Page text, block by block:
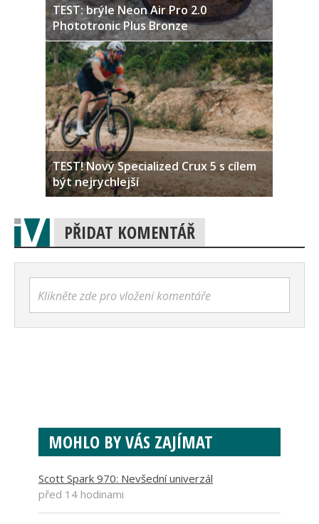
TEST: brýle Neon Air Pro 2.0
Phototronic Plus Bronze
TEST! Nový Specialized Crux 5 s cílem
být nejrychlejší
PŘIDAT KOMENTÁŘ
Klikněte zde pro vložení komentáře
MOHLO BY VÁS ZAJÍMAT
Scott Spark 970: Nevšední univerzál
před 14 hodinami